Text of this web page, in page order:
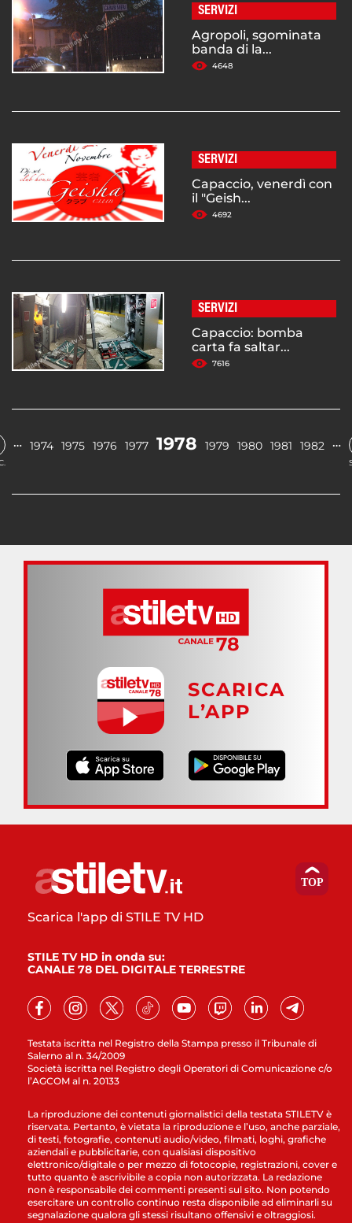
SERVIZI
Agropoli, sgominata
banda di la...
4648
SERVIZI
Capaccio, venerdì con
il "Geish...
4692
SERVIZI
Capaccio: bomba
carta fa saltar...
7616
… 1974 1975 1976 1977 1978 1979 1980 1981 1982 …
SCARICA
L’APP
Testata iscritta nel Registro della Stampa presso il Tribunale di
Salerno al n. 34/2009
Società iscritta nel Registro degli Operatori di Comunicazione c/o
l’AGCOM al n. 20133
Scarica l'app di STILE TV HD
STILE TV HD in onda su:
CANALE 78 DEL DIGITALE TERRESTRE
La riproduzione dei contenuti giornalistici della testata STILETV è
riservata. Pertanto, è vietata la riproduzione e l’uso, anche parziale,
di testi, fotografie, contenuti audio/video, filmati, loghi, grafiche
aziendali e pubblicitarie, con qualsiasi dispositivo
elettronico/digitale o per mezzo di fotocopie, registrazioni, cover e
tutto quanto è ascrivibile a copia non autorizzata. La redazione
non è responsabile dei commenti presenti sul sito. Non potendo
esercitare un controllo continuo resta disponibile ad eliminarli su
segnalazione qualora gli stessi risultano offensivi e oltraggiosi.